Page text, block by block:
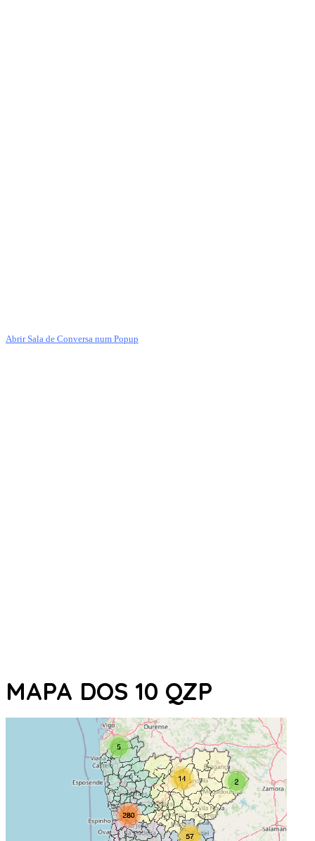
Abrir Sala de Conversa num Popup
MAPA DOS 10 QZP